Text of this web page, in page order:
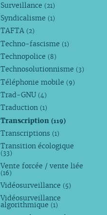
Surveillance (21)
Syndicalisme (1)
TAFTA (2)
Techno-fascisme (1)
Technopolice (8)
Technosolutionnisme (3)
Téléphonie mobile (9)
Trad-GNU (4)
Traduction (1)
Transcription(119)
Transcriptions (1)
Transition écologique
(33)
Vente forcée / vente liée
(16)
Vidéosurveillance (5)
Vidéosurveillance
algorithmique (1)